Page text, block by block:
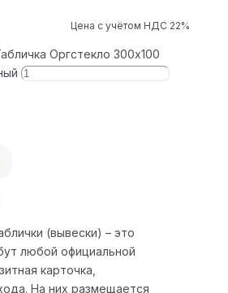
Цена с учётом НДС 22%
Оргстекло 300x100
(вывески) – это
любой официальной
карточка,
На них размещается